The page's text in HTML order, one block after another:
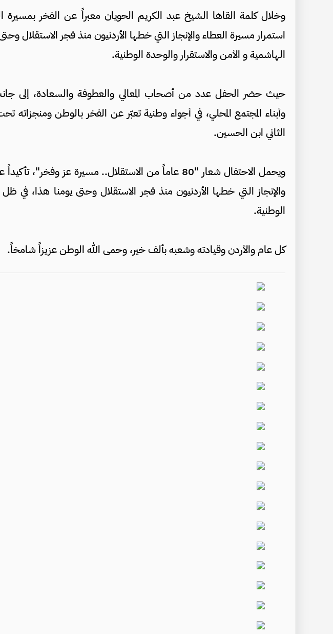
وخلال كلمة القاها الشيخ عبد الكريم الحويان معبراً عن الفخر بمسيرة
استمرار مسيرة العطاء والإنجاز التي خطها الأردنيون منذ فجر الاستقلال
الهاشمية و الأمن والاستقرار والوحدة الوطنية.
حيث حضر الحفل عدد من أصحاب المعالي والعطوفة والسعادة، إلى
وأبناء المجتمع المحلي، في أجواء وطنية تعبّر عن الفخر بالوطن ومنجزاته
الثاني ابن الحسين.
ويحمل الاحتفال شعار "80 عاماً من الاستقلال.. مسيرة عز
والإنجاز التي خطها الأردنيون منذ فجر الاستقلال وحتى يومنا هذا، في ظل
الوطنية.
كل عام والأردن وقيادته وشعبه بألف خير، وحمى الله الوطن عزيزاً شامخاً.